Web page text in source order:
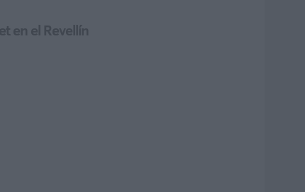
en el Revellín